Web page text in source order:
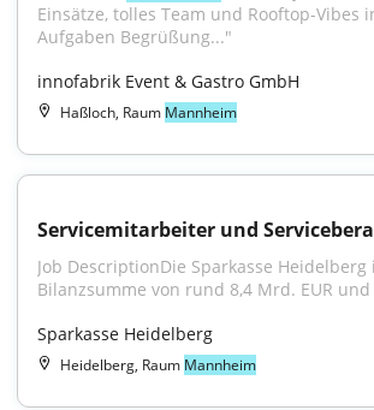
Einsätze, tolles Team und Rooftop-Vibes
Aufgaben Begrüßung..."
innofabrik Event & Gastro GmbH
Haßloch, Raum Mannheim
Servicemitarbeiter und
Job DescriptionDie Sparkasse
Bilanzsumme von rund 8,4 Mrd. EUR
Sparkasse Heidelberg
Heidelberg, Raum Mannheim